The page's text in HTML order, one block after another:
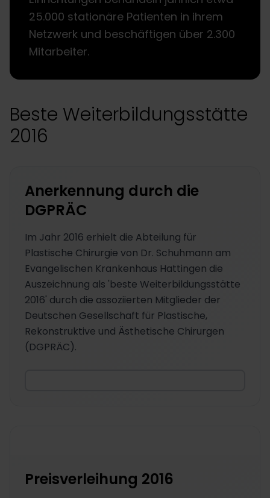
25.000 stationäre Patienten in ihrem
Netzwerk und beschäftigen über 2.300
Mitarbeiter.
Beste Weiterbildungsstätte
2016
Anerkennung durch die
DGPRÄC
Im Jahr 2016 erhielt die Abteilung für
Plastische Chirurgie von Dr. Schuhmann am
Evangelischen Krankenhaus Hattingen die
Auszeichnung als 'beste Weiterbildungsstätte
2016' durch die assoziierten Mitglieder der
Deutschen Gesellschaft für Plastische,
Rekonstruktive und Ästhetische Chirurgen
(DGPRÄC).
Preisverleihung 2016